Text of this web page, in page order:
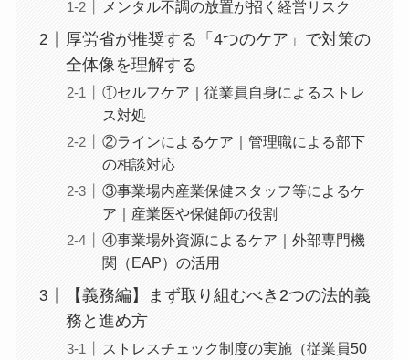
メンタル不調の放置が招く経営リスク
厚労省が推奨する「4つのケア」で対策
の全体像を理解する
①セルフケア｜従業員自身によるスト
レス対処
②ラインによるケア｜管理職による部
下の相談対応
③事業場内産業保健スタッフ等による
ケア｜産業医や保健師の役割
④事業場外資源によるケア｜外部専門
機関（EAP）の活用
【義務編】まず取り組むべき2つの法的
義務と進め方